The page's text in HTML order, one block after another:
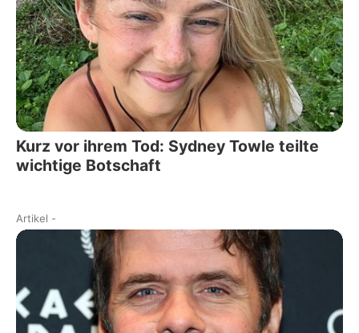
Kurz vor ihrem Tod: Sydney Towle teilte
wichtige Botschaft
Artikel -